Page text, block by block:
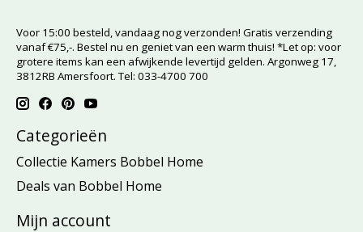
Voor 15:00 besteld, vandaag nog verzonden! Gratis verzending
vanaf €75,-. Bestel nu en geniet van een warm thuis! *Let op: voor
grotere items kan een afwijkende levertijd gelden. Argonweg 17,
3812RB Amersfoort. Tel: 033-4700 700
Categorieën
Collectie Kamers Bobbel Home
Deals van Bobbel Home
Mijn account